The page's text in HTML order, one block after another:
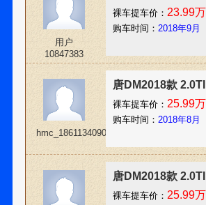
用户
10847383
裸车提车价： 23.99万
购车时间： 2018年9月
hmc_18611340904b
唐DM2018款
裸车提车价： 25.99万
购车时间： 2018年8月
唐DM2018款
裸车提车价： 25.99万